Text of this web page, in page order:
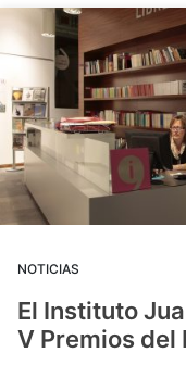
NOTICIAS
El Instituto
V Premios